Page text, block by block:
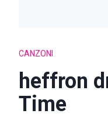
CANZONI
heffron
Time